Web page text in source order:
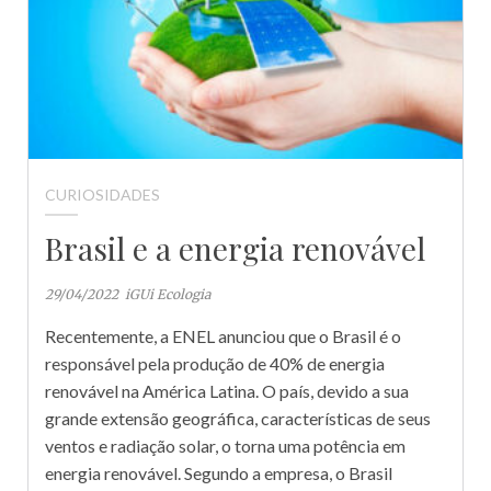
CURIOSIDADES
Brasil e a energia renovável
29/04/2022 iGUi Ecologia
Recentemente, a ENEL anunciou que o Brasil é o
responsável pela produção de 40% de energia
renovável na América Latina. O país, devido a sua
grande extensão geográfica, características de seus
ventos e radiação solar, o torna uma potência em
energia renovável. Segundo a empresa, o Brasil